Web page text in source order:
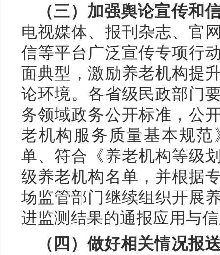
（三）加强舆论宣传和
电视媒体、报刊杂志、官
信等平台广泛宣传专项行
面典型，激励养老机构提
论环境。各省级民政部门
务领域政务公开标准，公
老机构服务质量基本规
单、符合《养老机构等级
级养老机构名单，并根据
场监管部门继续组织开展
进监测结果的通报应用与
（四）做好相关情况报